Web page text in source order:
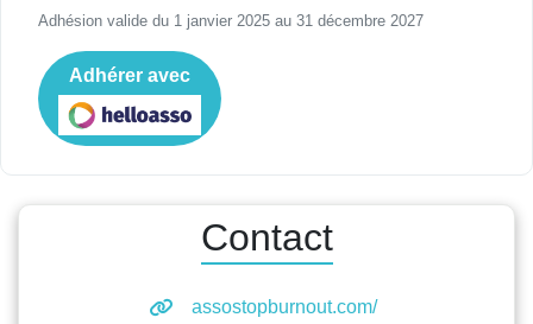
Adhésion valide du 1 janvier 2025 au 31 décembre 2027
Adhérer avec
Contact
assostopburnout.com/